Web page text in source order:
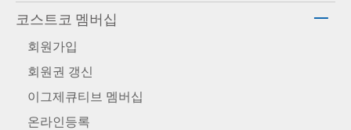
코스트코 멤버십
회원가입
회원권 갱신
이그제큐티브 멤버십
온라인등록